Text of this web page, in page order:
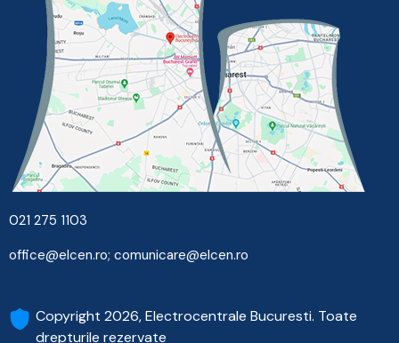
021 275 1103
office@elcen.ro; comunicare@elcen.ro
Copyright 2026, Electrocentrale Bucuresti. Toate
drepturile rezervate